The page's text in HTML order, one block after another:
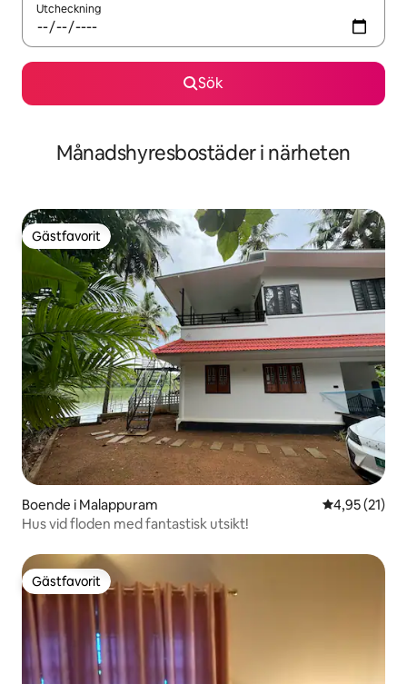
Utcheckning
Sök
Månadshyresbostäder i närheten
Gästfavorit
Gästfavorit
Boende i Malappuram 4,95 av 5 i
4,95 (21)
Hus vid floden med fantastisk utsikt!
Gästfavorit
Gästfavorit